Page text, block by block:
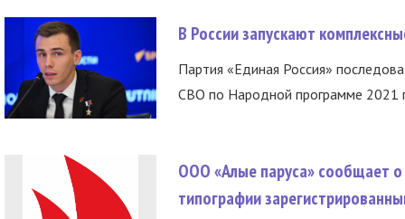
В России запускают
Партия «Единая Россия»
СВО по Народной программе 2021
ООО «Алые паруса» сообщает о
типографии